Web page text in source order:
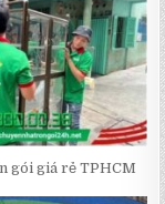
gói giá rẻ TPHCM